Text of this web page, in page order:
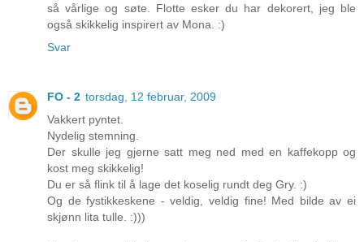
så vårlige og søte. Flotte esker du har dekorert, jeg ble
også skikkelig inspirert av Mona. :)
Svar
FO - 2 torsdag, 12 februar, 2009
Vakkert pyntet.
Nydelig stemning.
Der skulle jeg gjerne satt meg ned med en kaffekopp og
kost meg skikkelig!
Du er så flink til å lage det koselig rundt deg Gry. :)
Og de fystikkeskene - veldig, veldig fine! Med bilde av ei
skjønn lita tulle. :)))